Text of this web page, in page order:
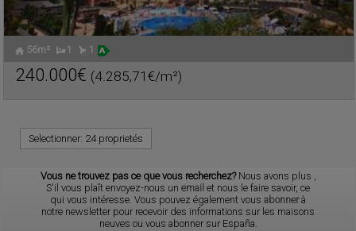
56m² 1 1
240.000€ (4.285,71€/m²)
Selectionner: 24 proprietés
Vous ne trouvez pas ce que vous recherchez?Nous avons plus ,
S'il vous plaît envoyez-nous un email et nous le faire savoir, ce
qui vous intéresse. Vous pouvez également vous abonnerà
notre newsletter pour recevoir des informations sur les maisons
neuves ou vous abonner sur España.